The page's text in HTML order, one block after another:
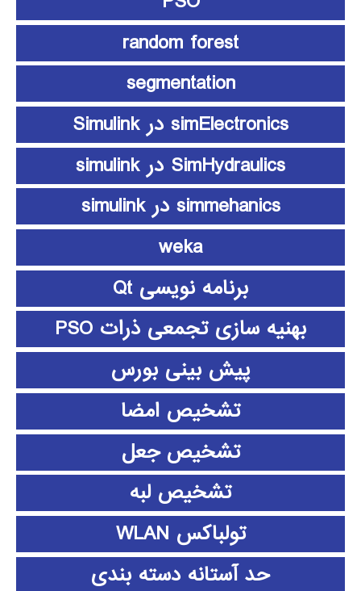
random forest
segmentation
simElectronics در Simulink
SimHydraulics در simulink
simmehanics در simulink
weka
برنامه نویسی Qt
بهنیه سازی تجمعی ذرات PSO
پیش بینی بورس
تشخیص امضا
تشخیص جعل
تشخیص لبه
تولباکس WLAN
حد آستانه دسته بندی